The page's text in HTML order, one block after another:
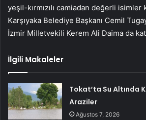
yeşil-kırmızılı camiadan değerli isimler
Karşıyaka Belediye Başkanı Cemil
İzmir Milletvekili Kerem Ali Daima da
İlgili Makaleler
Tokat’ta Su Altında
Araziler
Ağustos 7, 2026